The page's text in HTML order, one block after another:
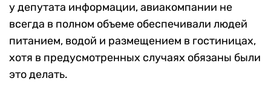
у депутата информации, авиакомпании не
всегда в полном объеме обеспечивали людей
питанием, водой и размещением в гостиницах,
хотя в предусмотренных случаях обязаны были
это делать.